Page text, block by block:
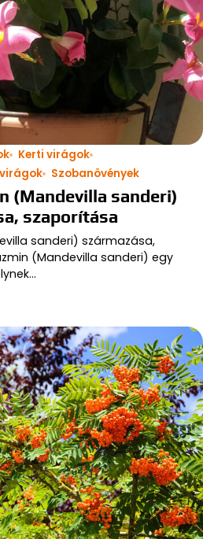
Kerti virágok
Szobanövények
(Mandevilla sanderi)
szaporítása
sanderi) származása,
(Mandevilla sanderi) egy